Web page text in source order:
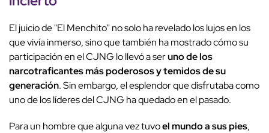
El juicio de "El Menchito" no solo ha revelado los lujos en los
que vivía inmerso, sino que también ha mostrado cómo su
participación en el CJNG lo llevó a seruno de los
narcotraficantes más poderosos y temidos de su
generación. Sin embargo, el esplendor que disfrutaba como
uno de los líderes del CJNG ha quedado en el pasado.
Para un hombre que alguna vez tuvoel mundo a sus pies,